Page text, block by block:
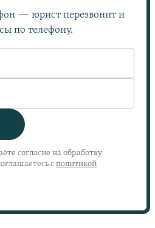
— юрист перезвонит и
по телефону.
согласие на обработку
с политикой